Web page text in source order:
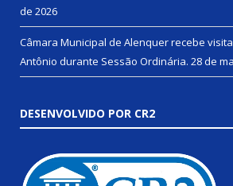
de 2026
Câmara Municipal de Alenquer recebe
Antônio durante Sessão Ordinária. 28 de
DESENVOLVIDO POR CR2